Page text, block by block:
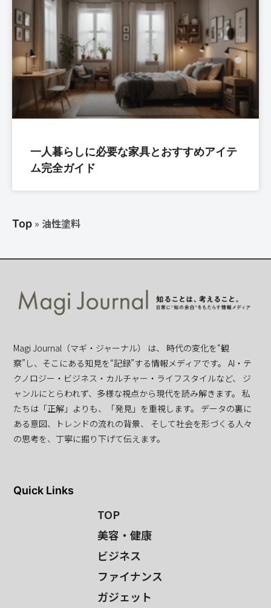
一人暮らしに必要な家具とおすすめアイテ
ム完全ガイド
Top » 油性塗料
Magi Journal（マギ・ジャーナル） は、 時代の変化を“観
察”し、そこにある知見を“記録”する情報メディアです。 AI・テ
クノロジー・ビジネス・カルチャー・ライフスタイルなど、 ジ
ャンルにとらわれず、多様な視点から現代を読み解きます。 私
たちは「正解」よりも、「発見」を重視します。 データの裏に
ある意図、トレンドの流れの背景、 そして社会を形づくる人々
の思考を、丁寧に掘り下げて伝えます。
Quick Links
TOP
美容・健康
ビジネス
ファイナンス
ガジェット